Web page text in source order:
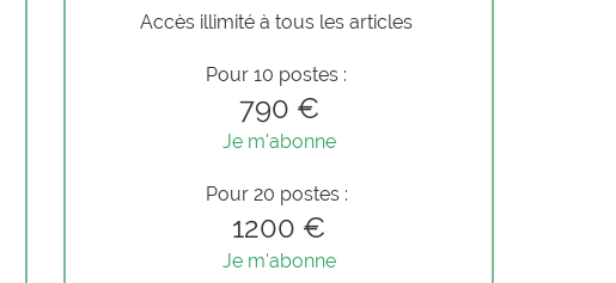
Accès illimité à tous les articles
Pour 10 postes :
790 €
Je m'abonne
Pour 20 postes :
1200 €
Je m'abonne